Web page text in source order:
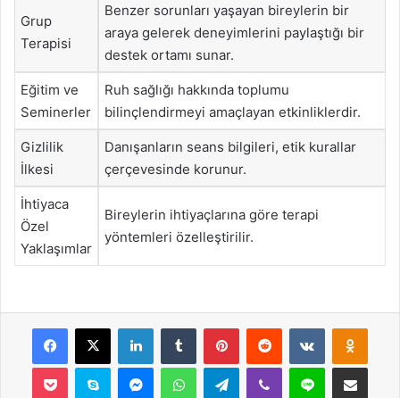
Grup
Terapisi
Benzer sorunları yaşayan bireylerin bir
araya gelerek deneyimlerini paylaştığı bir
destek ortamı sunar.
Eğitim ve
Seminerler
Ruh sağlığı hakkında toplumu
bilinçlendirmeyi amaçlayan etkinliklerdir.
Gizlilik
İlkesi
Danışanların seans bilgileri, etik kurallar
çerçevesinde korunur.
İhtiyaca
Özel
Yaklaşımlar
Bireylerin ihtiyaçlarına göre terapi
yöntemleri özelleştirilir.
Facebook
X LinkedInTumblr PinterestReddit VKontakte
Pocket Skype MessengerWhatsAppTelegramViber Line E-Posta ile